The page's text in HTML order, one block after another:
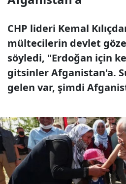
CHP lideri Kemal
mültecilerin devlet
söyledi, "Erdoğan için
gitsinler Afganistan'a.
gelen var, şimdi